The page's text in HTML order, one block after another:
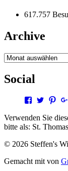
617.757
Archive
Archive
Social
Profil
auf
Facebook
anzeigen
Profil
auf
Twitter
anzeigen
auf
Verwenden Sie
bitte als: St.
© 2026 Steffen's
Gemacht mit von